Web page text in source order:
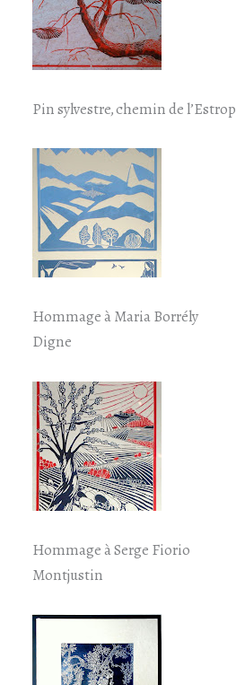
Pin sylvestre, chemin de l’Estrop
Hommage à Maria Borrély
Digne
Hommage à Serge Fiorio
Montjustin